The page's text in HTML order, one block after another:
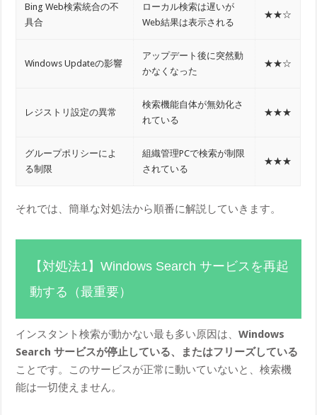
Bing Web検索統合の不
具合
ローカル検索は遅いが
Web結果は表示される
★★☆
Windows Updateの影響
アップデート後に突然動
かなくなった
★★☆
レジストリ設定の異常
検索機能自体が無効化さ
れている
★★★
グループポリシーによ
る制限
組織管理PCで検索が制限
されている
★★★
それでは、簡単な対処法から順番に解説していきます。
【対処法1】Windows Search サービスを再起
動する（最重要）
インスタント検索が動かない最も多い原因は、Windows
Search サービスが停止している、またはフリーズしている
ことです。このサービスが正常に動いていないと、検索機
能は一切使えません。